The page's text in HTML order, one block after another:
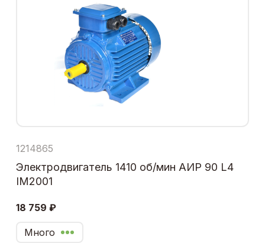
1214865
Электродвигатель 1410 об/мин АИР 90 L4
IM2001
18 759 ₽
Много